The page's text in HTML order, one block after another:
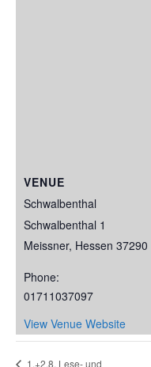
VENUE
Schwalbenthal
Schwalbenthal 1
Meissner, Hessen 37290
Phone:
01711037097
View Venue Website
1.+2.8. Lese- und